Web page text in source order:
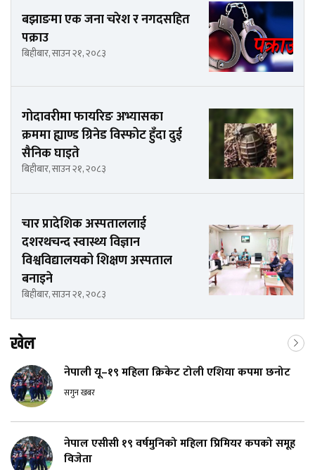
बझाङमा एक जना चरेश र नगदसहित
पक्राउ
बिहीबार, साउन २१, २०८३
गोदावरीमा फायरिङ अभ्यासका
क्रममा ह्याण्ड ग्रिनेड विस्फोट हुँदा दुई
सैनिक घाइते
बिहीबार, साउन २१, २०८३
चार प्रादेशिक अस्पताललाई
दशरथचन्द स्वास्थ्य विज्ञान
विश्वविद्यालयको शिक्षण अस्पताल
बनाइने
बिहीबार, साउन २१, २०८३
खेल
नेपाली यू–१९ महिला क्रिकेट टोली एशिया कपमा छनोट
सगुन खबर
नेपाल एसीसी १९ वर्षमुनिको महिला प्रिमियर कपको समूह
विजेता